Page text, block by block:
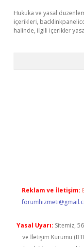
Hukuka ve yasal
içerikleri,
halinde, ilgili içerikler
Reklam ve İletişim:
Yasal Uyarı: Sitemiz,
ve İletişim Kurumu